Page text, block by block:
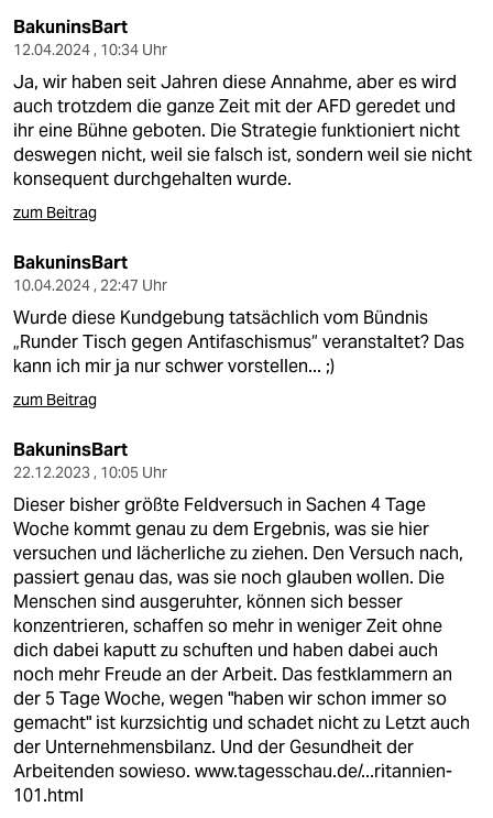
BakuninsBart
12.04.2024 , 10:34 Uhr
Ja, wir haben seit Jahren diese Annahme, aber es wird
auch trotzdem die ganze Zeit mit der AFD geredet und
ihr eine Bühne geboten. Die Strategie funktioniert nicht
deswegen nicht, weil sie falsch ist, sondern weil sie nicht
konsequent durchgehalten wurde.
zum Beitrag
BakuninsBart
10.04.2024 , 22:47 Uhr
Wurde diese Kundgebung tatsächlich vom Bündnis
„Runder Tisch gegen Antifaschismus“ veranstaltet? Das
kann ich mir ja nur schwer vorstellen... ;)
zum Beitrag
BakuninsBart
22.12.2023 , 10:05 Uhr
Dieser bisher größte Feldversuch in Sachen 4 Tage
Woche kommt genau zu dem Ergebnis, was sie hier
versuchen und lächerliche zu ziehen. Den Versuch nach,
passiert genau das, was sie noch glauben wollen. Die
Menschen sind ausgeruhter, können sich besser
konzentrieren, schaffen so mehr in weniger Zeit ohne
dich dabei kaputt zu schuften und haben dabei auch
noch mehr Freude an der Arbeit. Das festklammern an
der 5 Tage Woche, wegen "haben wir schon immer so
gemacht" ist kurzsichtig und schadet nicht zu Letzt auch
der Unternehmensbilanz. Und der Gesundheit der
Arbeitenden sowieso. www.tagesschau.de/...ritannien-
101.html